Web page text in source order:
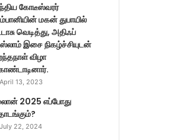
கோடீஸ்வரர்
மகன் துபாயில்
வெடித்து, அதிஃப்
இசை நிகழ்ச்சியுடன்
விழா
April 13, 2023
2025 எப்போது
July 22, 2024